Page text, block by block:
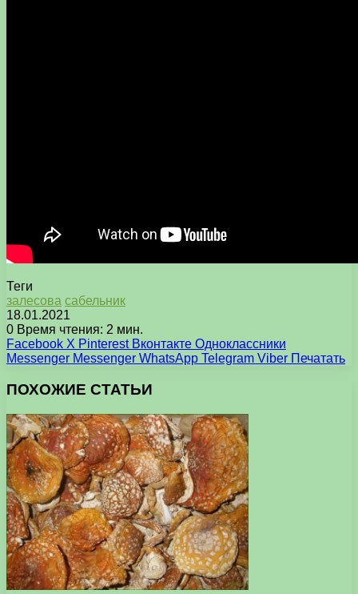
Теги
залесова сабельник
18.01.2021
0 Время чтения: 2 мин.
Facebook X Pinterest Вконтакте Одноклассники
Messenger Messenger WhatsApp Telegram Viber Печатать
ПОХОЖИЕ СТАТЬИ